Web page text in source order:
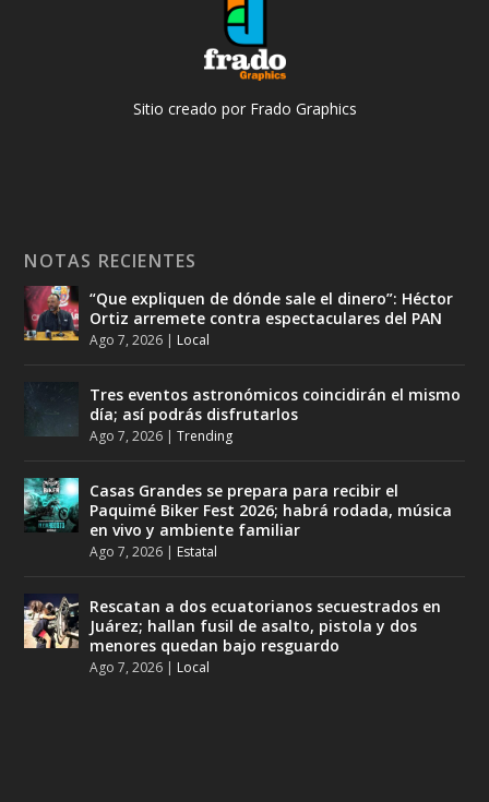
Sitio creado por Frado Graphics
NOTAS RECIENTES
“Que expliquen de dónde sale el dinero”: Héctor
Ortiz arremete contra espectaculares del PAN
Ago 7, 2026 | Local
Tres eventos astronómicos coincidirán el mismo
día; así podrás disfrutarlos
Ago 7, 2026 |Trending
Casas Grandes se prepara para recibir el
Paquimé Biker Fest 2026; habrá rodada, música
en vivo y ambiente familiar
Ago 7, 2026 | Estatal
Rescatan a dos ecuatorianos secuestrados en
Juárez; hallan fusil de asalto, pistola y dos
menores quedan bajo resguardo
Ago 7, 2026 | Local